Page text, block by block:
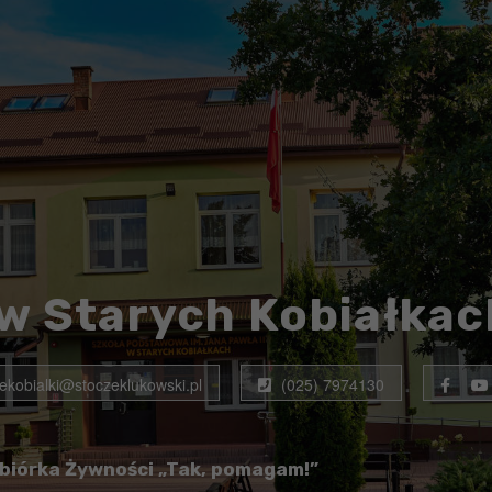
Starych
(025) 7974130
Żywności „Tak, pomagam!”